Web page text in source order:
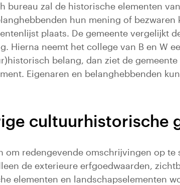
zal de historische elementen
hun mening of
plaats. De gemeente vergelijkt
Hierna neemt het college van B en W
belang, dan ziet de
Eigenaren en belanghebbenden
cultuurhistorische
redengevende omschrijvingen op
de exterieure erfgoedwaarden,
elementen en landschapselementen